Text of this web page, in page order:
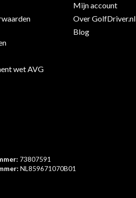
wet AVG
Mijn account
Over GolfDriver.nl
Blog
73807591
NL859671070B01